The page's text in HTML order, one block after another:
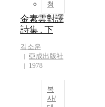
청
金素雲對譯
詩集 . 下
김소운
亞成出版社
1978
복
사/